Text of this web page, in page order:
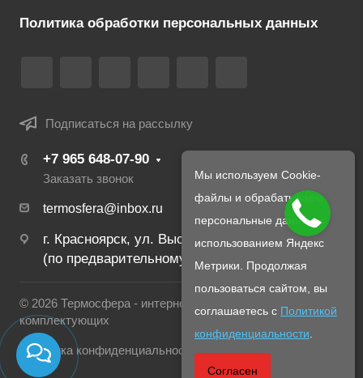
Политика обработки персональных данных
Подписаться на рассылку
+7 965 648‑07‑90
Заказать звонок
termosfera@inbox.ru
г. Красноярск, ул. Высотная 2в/1
(по предварительному созвону с менеджером)
© 2026 Термосфера - интернет магазин печей и
комплектующих
Политика конфиденциальности
Мы используем Cookie-
файлы и обрабатываем
персональные данные с
использованием Яндекс
Метрики. Продолжая
пользоваться сайтом, вы
соглашаетесь с Политикой
конфиденциальности
Согласен